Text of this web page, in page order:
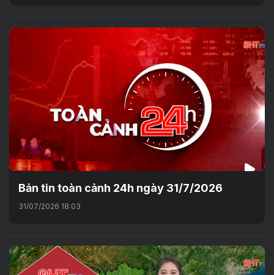
Bản tin toàn cảnh 24h ngày 31/7/2026
31/07/2026 18:03